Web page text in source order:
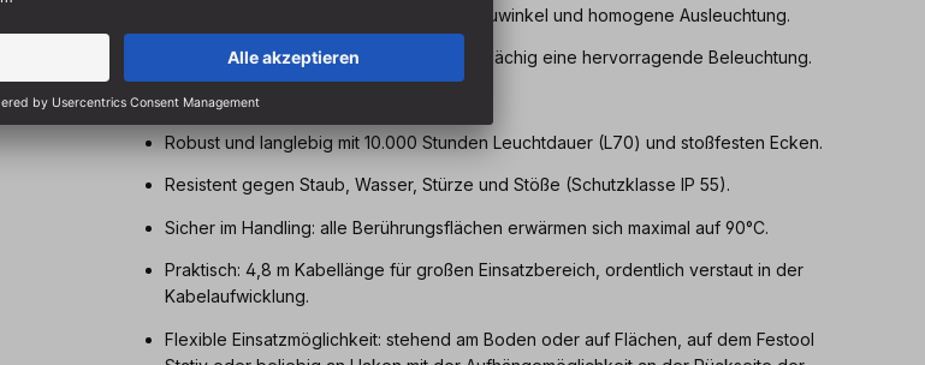
Einzigartige LED Anordnung für 180° Streuwinkel und homogene Ausleuchtung.
Hohe Leuchtkraft (8.000 lm) erzielt großflächig eine hervorragende Beleuchtung.
Tageslichtähnliche Lichtfarbe (5000 K).
Robust und langlebig mit 10.000 Stunden Leuchtdauer (L70) und stoßfesten Ecken.
Resistent gegen Staub, Wasser, Stürze und Stöße (Schutzklasse IP 55).
Sicher im Handling: alle Berührungsflächen erwärmen sich maximal auf 90°C.
Praktisch: 4,8 m Kabellänge für großen Einsatzbereich, ordentlich verstaut in der
Kabelaufwicklung.
Flexible Einsatzmöglichkeit: stehend am Boden oder auf Flächen, auf dem Festool